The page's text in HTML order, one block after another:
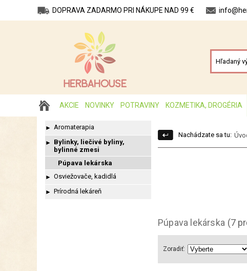
DOPRAVA ZADARMO PRI NÁKUPE NAD 99 €
AKCIE NOVINKY POTRAVINY KOZMETIKA, DROGÉRIA
► Aromaterapia
► Bylinky, liečivé byliny,
bylinné zmesi
Púpava lekárska
► Osviežovače, kadidlá
► Prírodná lekáreň
Nachádzate sa tu:
Púpava lekárska (7
Zoradiť: